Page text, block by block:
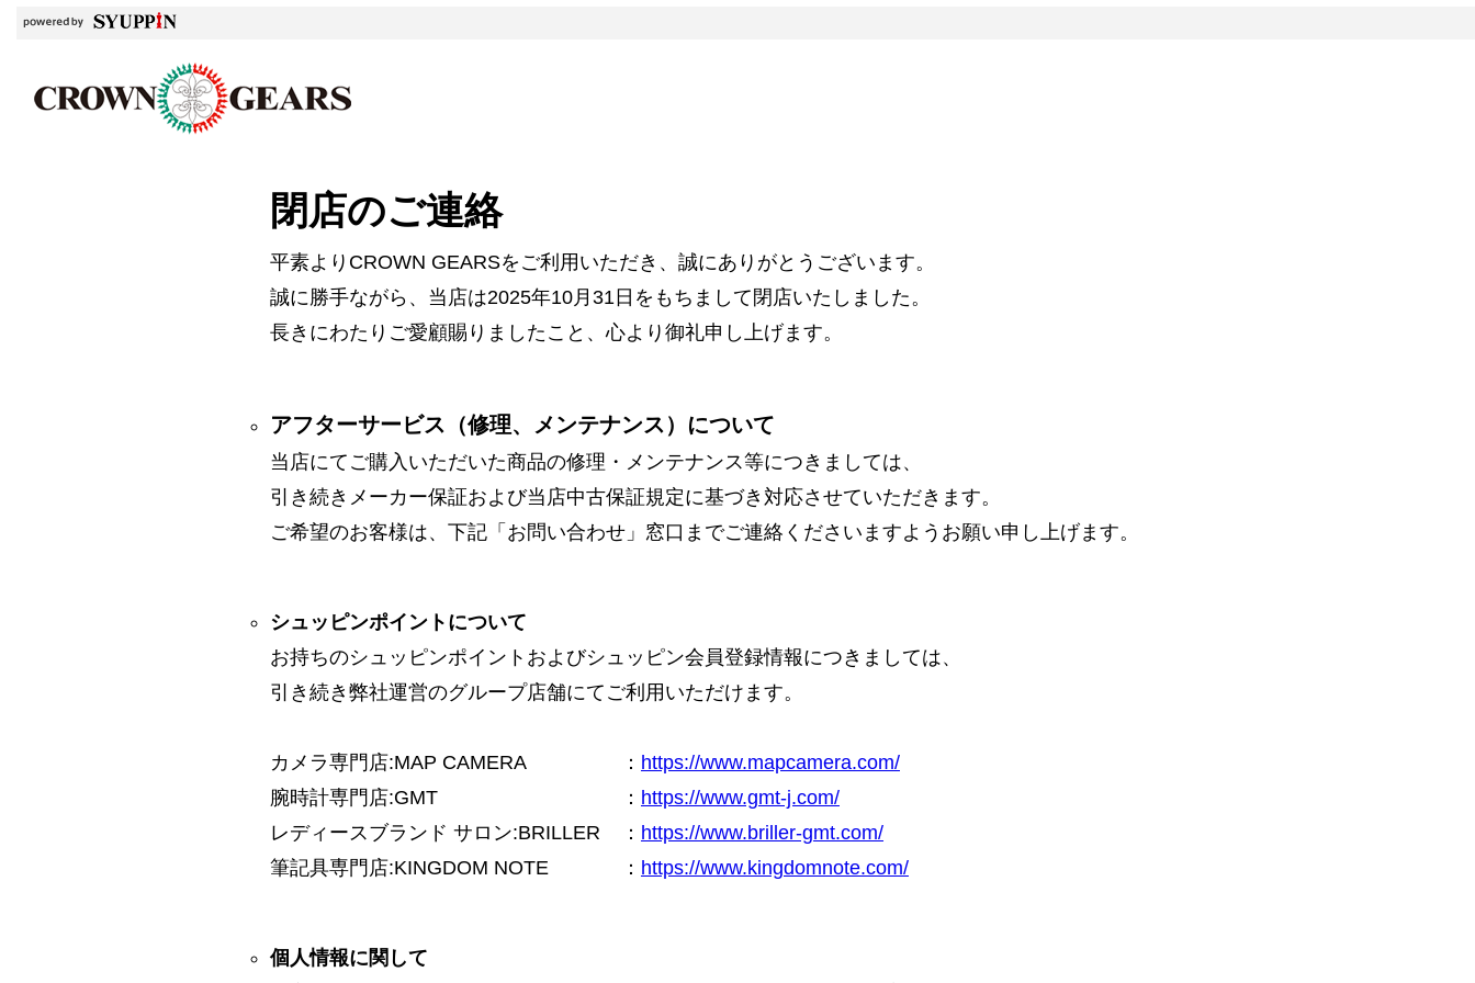
閉店のご連絡
平素よりCROWN GEARSをご利用いただき、誠にありがとうございます。
誠に勝手ながら、当店は2025年10月31日をもちまして閉店いたしました。
長きにわたりご愛顧賜りましたこと、心より御礼申し上げます。
アフターサービス（修理、メンテナンス）について
当店にてご購入いただいた商品の修理・メンテナンス等につきましては、
引き続きメーカー保証および当店中古保証規定に基づき対応させていただきます。
ご希望のお客様は、下記「お問い合わせ」窓口までご連絡くださいますようお願い申し上げます。
シュッピンポイントについて
お持ちのシュッピンポイントおよびシュッピン会員登録情報につきましては、
引き続き弊社運営のグループ店舗にてご利用いただけます。
カメラ専門店:MAP CAMERA ： https://www.mapcamera.com/
腕時計専門店:GMT
： https://www.gmt-j.com/
レディースブランド サロン:BRILLER
： https://www.briller-gmt.com/
筆記具専門店:KINGDOM NOTE
： https://www.kingdomnote.com/
個人情報に関して